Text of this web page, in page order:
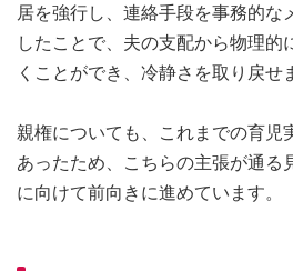
居を強行し、連絡手段を事務的な
したことで、夫の支配から物理的
くことができ、冷静さを取り戻せ
親権についても、これまでの育児
あったため、こちらの主張が通る
に向けて前向きに進めています。